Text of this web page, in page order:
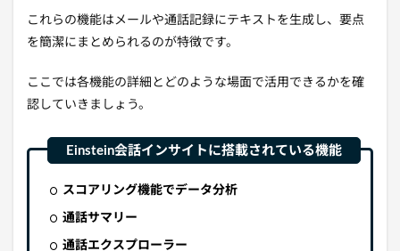
これらの機能はメールや通話記録にテキストを生成し、要点
を簡潔にまとめられるのが特徴です。
ここでは各機能の詳細とどのような場面で活用できるかを確
認していきましょう。
スコアリング機能でデータ分析
通話サマリー
通話エクスプローラー